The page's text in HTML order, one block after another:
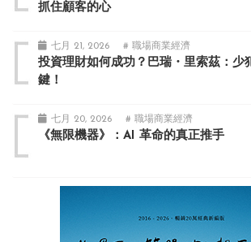
抓住顧客的心
七月 21, 2026 # 職場商業經濟
投資理財如何成功？巴瑞・里索茲：少
鍵！
七月 20, 2026 # 職場商業經濟
《無限機器》：AI 革命的真正推手